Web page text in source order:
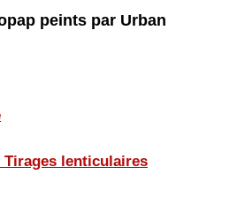
peints par Urban
lenticulaires